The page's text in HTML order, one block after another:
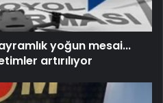
yoğun mesai...
artırılıyor